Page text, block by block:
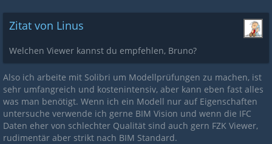
Zitat von Linus
Welchen Viewer kannst du empfehlen, Bruno?
Also ich arbeite mit Solibri um Modellprüfungen zu machen, ist
sehr umfangreich und kostenintensiv, aber kann eben fast alles
was man benötigt. Wenn ich ein Modell nur auf Eigenschaften
untersuche verwende ich gerne BIM Vision und wenn die IFC
Daten eher von schlechter Qualität sind auch gern FZK Viewer,
rudimentär aber strikt nach BIM Standard.